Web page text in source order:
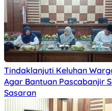
Tindaklanjuti Keluhan
Agar Bantuan Pascabanjir
Sasaran